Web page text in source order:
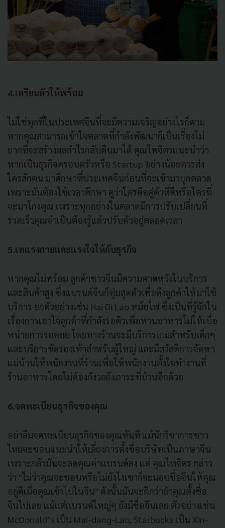
4.เตรียมตัวให้พร้อม
ไม่ใช่ทุกที่ในประเทศจีนที่จะมีความเจริญอย่างไรก็ตาม
หากคุณสามารถเข้าใจตลาดที่กำลังพัฒนาก็เป็นเรื่องไม่
ยากที่จะสร้างผลกำไรกลับคืนมาได้ คุณไพจิตรแนะนำว่า
หากเป็นธุรกิจครอบครัวหรือ Startup อย่างน้อยควรส่ง
ใครสักคน มาศึกษาที่ประเทศจีนก่อนที่จะเข้ามาบุกตลาด
เพราะมันต้องใช้เวลาศึกษา ดูว่าใครคือคู่ค้าที่ดีหรือใครที่
จะมาโกงคุณ เพราะทุกอย่างในตลาดมีการปรับเปลี่ยนที่
รวดเร็วคุณจำเป็นต้องรู้แล้วปรับตัวอยู่ตลอดเวลา
5.เทแรงกายและแรงใจให้กับธุรกิจ
หากคุณไม่พร้อม ลูกค้าชาวจีนมีความคาดหวังในบริการ
และสินค้าสูง ซึ่งแบรนด์จีนก็ทุ่มสุดตัวเพื่อดึงลูกค้าให้มาใช้
บริการ ยกตัวอย่างเช่น Hai Di Lao หม้อไฟ ซึ่งเป็นที่รู้จักใน
เรื่องการเอาใจลูกค้าที่กำลังรอคิวเพื่อทานอาหารไม่ให้เบื่อ
หน่ายการรอคอย โดยทางร้านจะมีบริการเกมสำหรับเด็กๆ
และบริการขัดรองเท้าสำหรับผู้ใหญ่ และมีสวัสดิการจัดหา
แม่บ้านให้พนักงานที่ร้านเพื่อให้พนักงานตั้งใจทำงานที่
ร้านอาหารโดยไม่ต้องกังวลถึงภาระที่บ้านอีกด้วย
6.จดทะเบียนธุรกิจของคุณ
อย่าลืมจดทะเบียนธุรกิจของคุณทันที แม้นักวิชาการชาว
ไทยจะชอบแนะนำให้เลี่ยงการตั้งชื่อบริษัทเป็นภาษาจีน
เพราะกลัวมันจะลดคุณค่าแบรนด์ลง แต่ คุณไพจิตร กล่าว
ว่า "ไม่ว่าคุณจะชอบหรือไม่ยังไงเขาก็จะมอบชื่อจีนให้คุณ
อยู่ดีเมื่อคุณเข้าไปในจีน" ดังนั้นมันจะดีกว่าถ้าคุณตั้งชื่อ
จีนไปเลย แม้แต่แบรนด์ใหญ่ๆ ยังมีชื่อจีนเลย ตัวอย่างเช่น
McDonald’s เป็น Mai-dang-Lao, Starbucks เป็น Xin-